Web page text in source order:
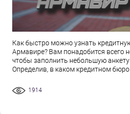
Как быстро можно узнать
Армавире? Вам понадобится всего
чтобы заполнить небольшую
Определив, в каком кредитном бюро
1914